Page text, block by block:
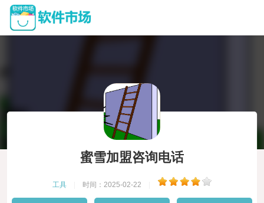
蜜雪加盟咨询电话
工具 时间：2025-02-22